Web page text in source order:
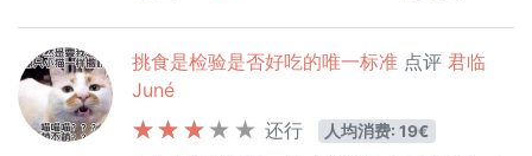
挑食是检验是否好吃的唯一标准 点评 君临
Juné
还行
人均消费: 19€